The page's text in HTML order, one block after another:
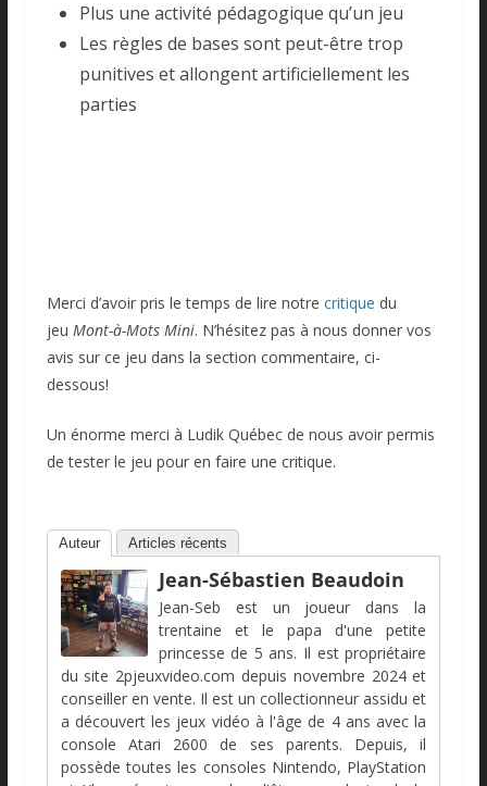
Plus une activité pédagogique qu’un jeu
Les règles de bases sont peut-être trop
punitives et allongent artificiellement les
parties
Merci d’avoir pris le temps de lire notre critique du
jeu Mont-à-Mots Mini. N’hésitez pas à nous donner vos
avis sur ce jeu dans la section commentaire, ci-
dessous!
Un énorme merci à Ludik Québec de nous avoir permis
de tester le jeu pour en faire une critique.
Auteur Articles récents
Jean-Sébastien Beaudoin
Jean-Seb est un joueur dans la
trentaine et le papa d'une petite
princesse de 5 ans. Il est propriétaire
du site 2pjeuxvideo.com depuis novembre 2024 et
conseiller en vente. Il est un collectionneur assidu et
a découvert les jeux vidéo à l'âge de 4 ans avec la
console Atari 2600 de ses parents. Depuis, il
possède toutes les consoles Nintendo, PlayStation